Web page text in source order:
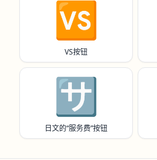
🆚
VS按钮
🈂️
日文的“服务费”按钮